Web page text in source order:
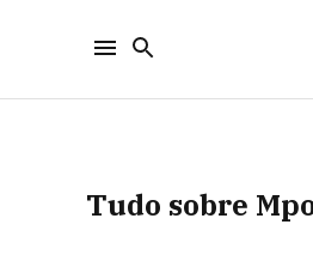
Tudo sobre